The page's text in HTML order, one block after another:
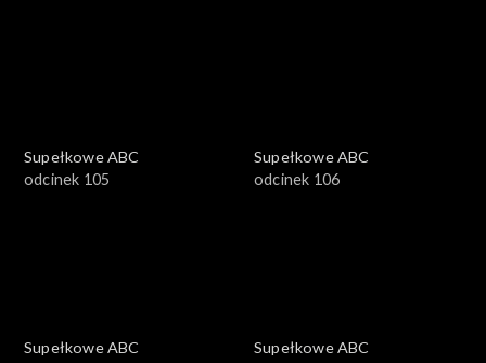
Supełkowe ABC
odcinek 105
Supełkowe ABC
odcinek 106
Supełkowe ABC
Supełkowe ABC